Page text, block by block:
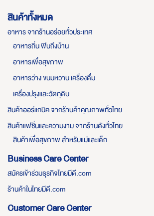
สินค้าทั้งหมด
อาหาร จากร้านอร่อยทั่วประเทศ
อาหารถิ่น ฟินถึงบ้าน
อาหารเพื่อสุขภาพ
อาหารว่าง ขนมหวาน เครื่องดื่ม
เครื่องปรุงและวัตถุดิบ
สินค้าออร์แกนิค จากร้านค้าคุณภาพทั่วไทย
สินค้าแฟชั่นและความงาม จากร้านดังทั่วไทย
สินค้าเพื่อสุขภาพ สำหรับแม่และเด็ก
Business Care Center
สมัครเข้าร่วมธุรกิจไทยมีดี.com
ร้านค้าในไทยมีดี.com
Customer Care Center